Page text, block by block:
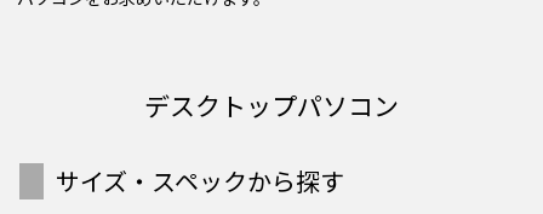
デスクトップパソコン
サイズ・スペックから探す